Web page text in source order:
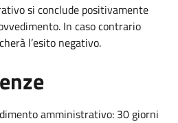
si conclude positivamente
In caso contrario
l’esito negativo.
amministrativo: 30 giorni